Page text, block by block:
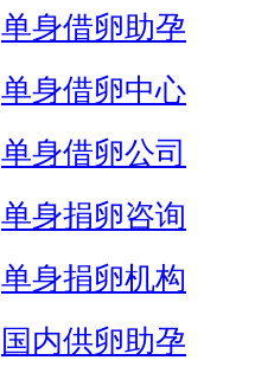
单身借卵助孕
单身借卵中心
单身借卵公司
单身捐卵咨询
单身捐卵机构
国内供卵助孕